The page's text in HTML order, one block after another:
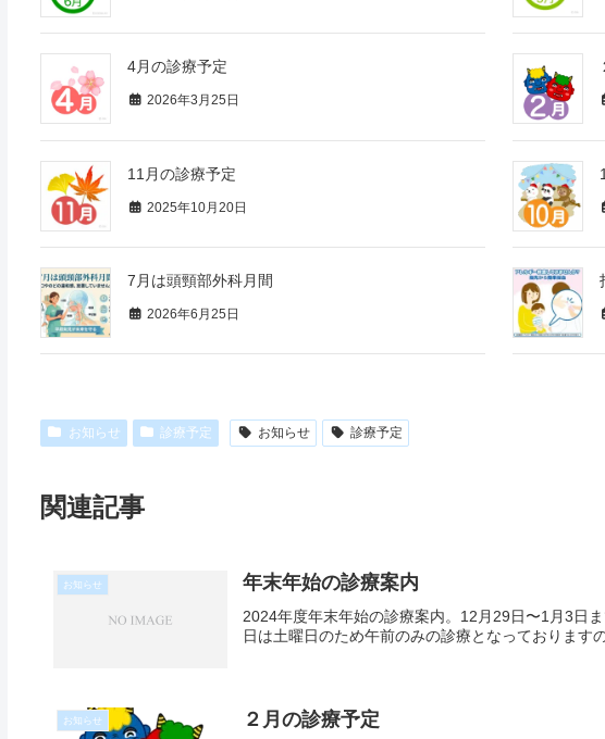
4月の診療予定
2026年3月25日
11月の診療予定
2025年10月20日
7月は頭頸部外科月間
2026年6月25日
お知らせ 診療予定 お知らせ 診療予定
関連記事
お知らせ 年末年始の診療案内
2024年度年末年始の診療案内。12月29日〜1月3日
日は土曜日のため午前のみの診療となっております
お知らせ ２月の診療予定